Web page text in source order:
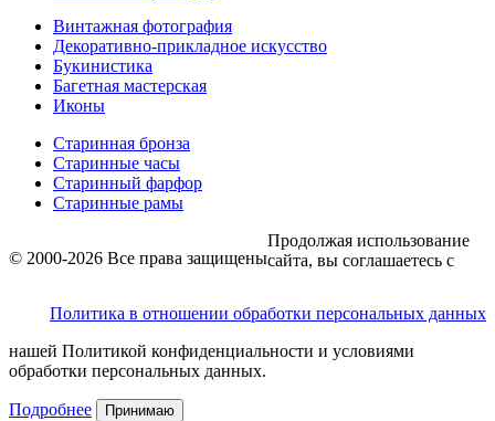
Винтажная фотография
Декоративно-прикладное искусство
Букинистика
Багетная мастерская
Иконы
Старинная бронза
Старинные часы
Старинный фарфор
Старинные рамы
© 2000-2026 Все права защищены
Политика в отношении обработки персональных данных
Продолжая использование
сайта, вы соглашаетесь с
нашей Политикой конфиденциальности и условиями
обработки персональных данных.
Подробнее Принимаю